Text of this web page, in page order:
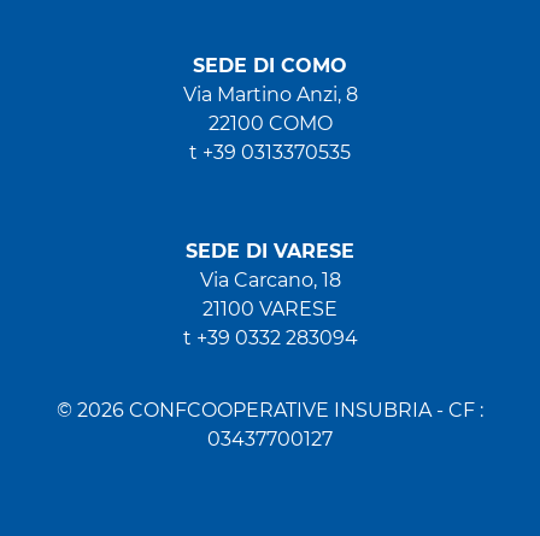
SEDE DI COMO
Via Martino Anzi, 8
22100 COMO
t +39 0313370535
SEDE DI VARESE
Via Carcano, 18
21100 VARESE
t +39 0332 283094
© 2026 CONFCOOPERATIVE INSUBRIA - CF :
03437700127